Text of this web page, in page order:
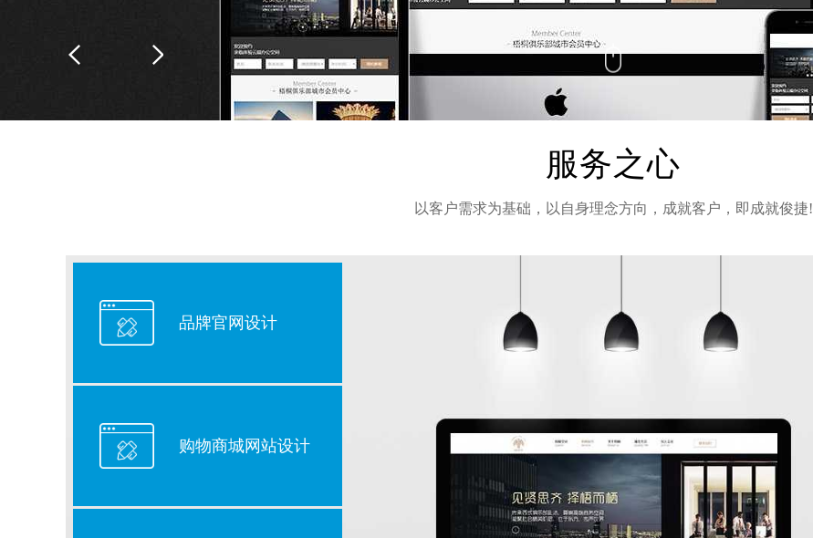
服务之心
以客户需求为基础，以自身理念方向，成就客户，即成就俊捷!
品牌官网设计
购物商城网站设计